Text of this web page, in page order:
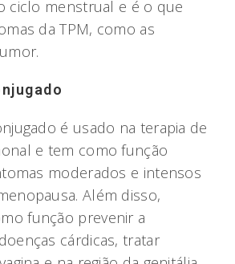
ciclo menstrual e é o que
da TPM, como as
é usado na terapia de
e tem como função
moderados e intensos
Além disso,
função prevenir a
cárdicas, tratar